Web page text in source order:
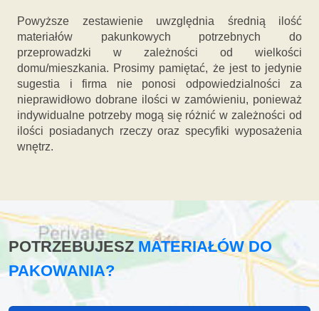
Powyższe zestawienie uwzględnia średnią ilość
materiałów pakunkowych potrzebnych do
przeprowadzki w zależności od wielkości
domu/mieszkania. Prosimy pamiętać, że jest to jedynie
sugestia i firma nie ponosi odpowiedzialności za
nieprawidłowo dobrane ilości w zamówieniu, ponieważ
indywidualne potrzeby mogą się różnić w zależności od
ilości posiadanych rzeczy oraz specyfiki wyposażenia
wnętrz.
POTRZEBUJESZMATERIAŁÓW DO
PAKOWANIA?